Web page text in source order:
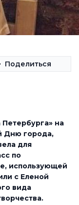
Поделиться
на
Дню города,
для
по
использующей
с Еленой
вида